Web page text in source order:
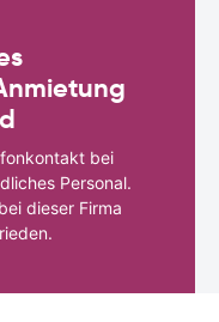
bei
Personal.
dieser Firma